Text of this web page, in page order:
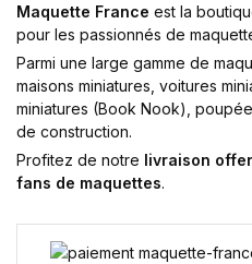
Maquette France est la
pour les passionnés de
Parmi une large gamme de
maisons miniatures, voitures
miniatures (Book Nook),
de construction.
Profitez de notre livraison
fans de maquettes.